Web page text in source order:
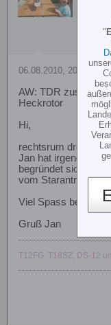
06.08.2010, 20:35
AW: TDR
Heckrotor
Hi,
rechtsrum
Jan hat irgendwann
begründet sich mit
vom Starantrieb am
Viel Spass beim
Gruß Jan
T12FG, T18SZ, DS-12
"